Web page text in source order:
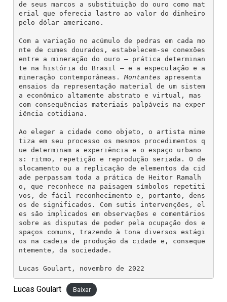
de seus marcos a substituição do ouro como mat
erial que oferecia lastro ao valor do dinheiro
pelo dólar americano.
Com a variação no acúmulo de pedras em cada mo
nte de cumes dourados, estabelecem-se conexões
entre a mineração do ouro – prática determinan
te na história do Brasil – e a especulação e a
mineração contemporâneas. Montantes apresenta
ensaios da representação material de um sistem
a econômico altamente abstrato e virtual, mas
com consequências materiais palpáveis na exper
iência cotidiana.
Ao eleger a cidade como objeto, o artista mime
tiza em seu processo os mesmos procedimentos q
ue determinam a experiência e o espaço urbano
s: ritmo, repetição e reprodução seriada. O de
slocamento ou a replicação de elementos da cid
ade perpassam toda a prática de Heitor Ramalh
o, que reconhece na paisagem símbolos repetiti
vos, de fácil reconhecimento e, portanto, dens
os de significados. Com sutis intervenções, el
es são implicados em observações e comentários
sobre as disputas de poder pela ocupação dos e
spaços comuns, trazendo à tona diversos estági
os na cadeia de produção da cidade e, conseque
ntemente, da sociedade.
Lucas Goulart, novembro de 2022
Lucas Goulart Baixar